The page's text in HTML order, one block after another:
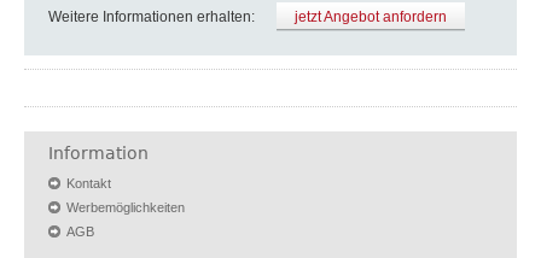
Weitere Informationen erhalten: jetzt Angebot anfordern
Information
Kontakt
Werbemöglichkeiten
AGB